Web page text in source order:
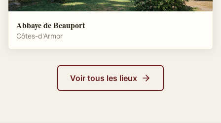
Abbaye de Beauport
Côtes-d'Armor
Voir tous les lieux